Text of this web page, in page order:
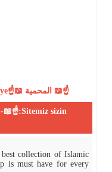
𐰃𐰠𐰯:Muhammediyye☝📖 المحمية 📖☝
collection of Islamic
is must have for every